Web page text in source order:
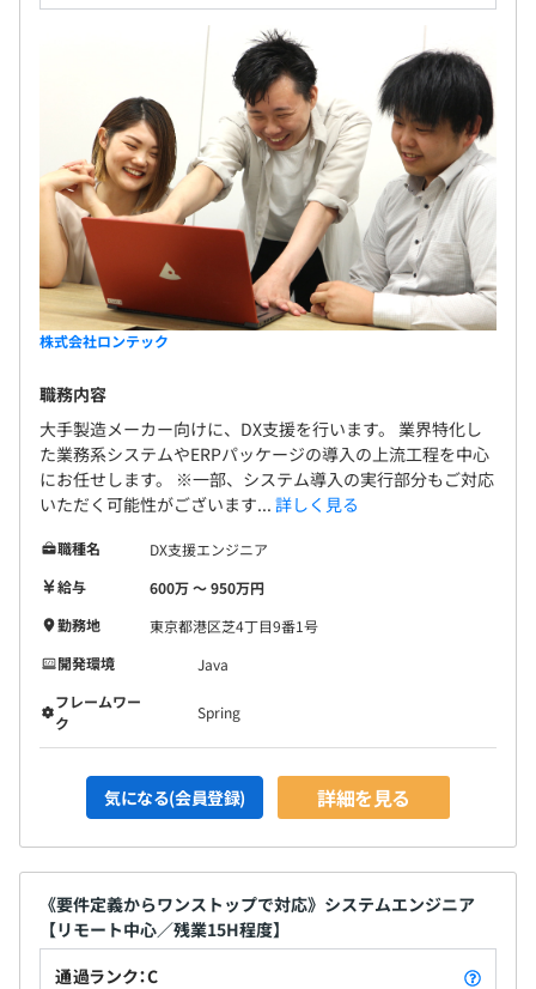
株式会社ロンテック
職務内容
大手製造メーカー向けに、DX支援を行います。 業界特化し
た業務系システムやERPパッケージの導入の上流工程を中心
にお任せします。 ※一部、システム導入の実行部分もご対応
いただく可能性がございます... 詳しく見る
職種名
DX支援エンジニア
給与
600万 〜 950万円
勤務地
東京都港区芝4丁目9番1号
開発環境
Java
フレームワー
ク
Spring
気になる(会員登録) 詳細を見る
《要件定義からワンストップで対応》システムエンジニア
【リモート中心／残業15H程度】
通過ランク：C